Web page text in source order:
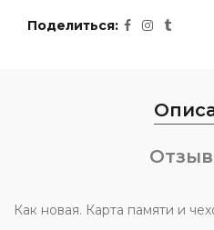
Поделиться
Как новая. Карта памяти и